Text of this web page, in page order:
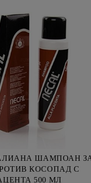
ШАМПОАН
КОСОПАД С
500 МЛ